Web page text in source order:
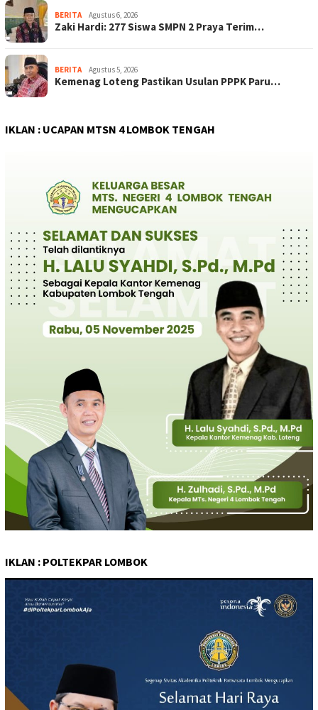
BERITA Agustus 6, 2026
Zaki Hardi: 277 Siswa SMPN 2 Praya Terim…
BERITA Agustus 5, 2026
Kemenag Loteng Pastikan Usulan PPPK Paru…
IKLAN : UCAPAN MTSN 4 LOMBOK TENGAH
IKLAN : POLTEKPAR LOMBOK